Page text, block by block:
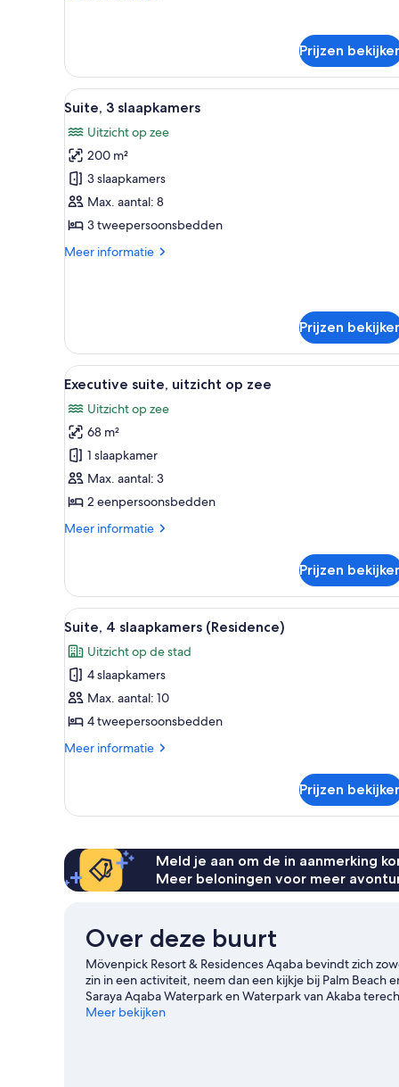
1
kingsize
bed,
uitzicht
op
zee
Prijzen
Alle
foto's
voor
Suite,
3
slaapkamers
laden
Een hotelkamer met balkon,
9
Suite, 3 slaapkamers
Uitzicht op zee
200 m²
3 slaapkamers
Max. aantal: 8
3 tweepersoonsbedden
Meer informatie
Meer
Prijzen
Alle
foto's
voor
Executive
suite,
uitzicht
op
laden
Hotelkamer met een groot
13
Executive suite, uitzicht op zee
Uitzicht op zee
68 m²
1 slaapkamer
Max. aantal: 3
2 eenpersoonsbedden
Meer informatie
Meer
suite,
uitzicht
op
Prijzen
Alle
foto's
voor
Suite,
4
slaapkamers
(Residence)
Een hotelkamer met een
9
Suite, 4 slaapkamers (Residence)
Uitzicht op de stad
4 slaapkamers
Max. aantal: 10
4 tweepersoonsbedden
Meer informatie
Meer
4
Prijzen
Meld je aan om de in aanmerking
Meer beloningen voor meer
Over deze buurt
Mövenpick Resort & Residences Aqaba bevindt zich
zin in een activiteit, neem dan een kijkje bij Palm Beach
Saraya Aqaba Waterpark en Waterpark van Akaba
het bezoeken waard. Ontdek de wateractiviteiten in de
Meer bekijken